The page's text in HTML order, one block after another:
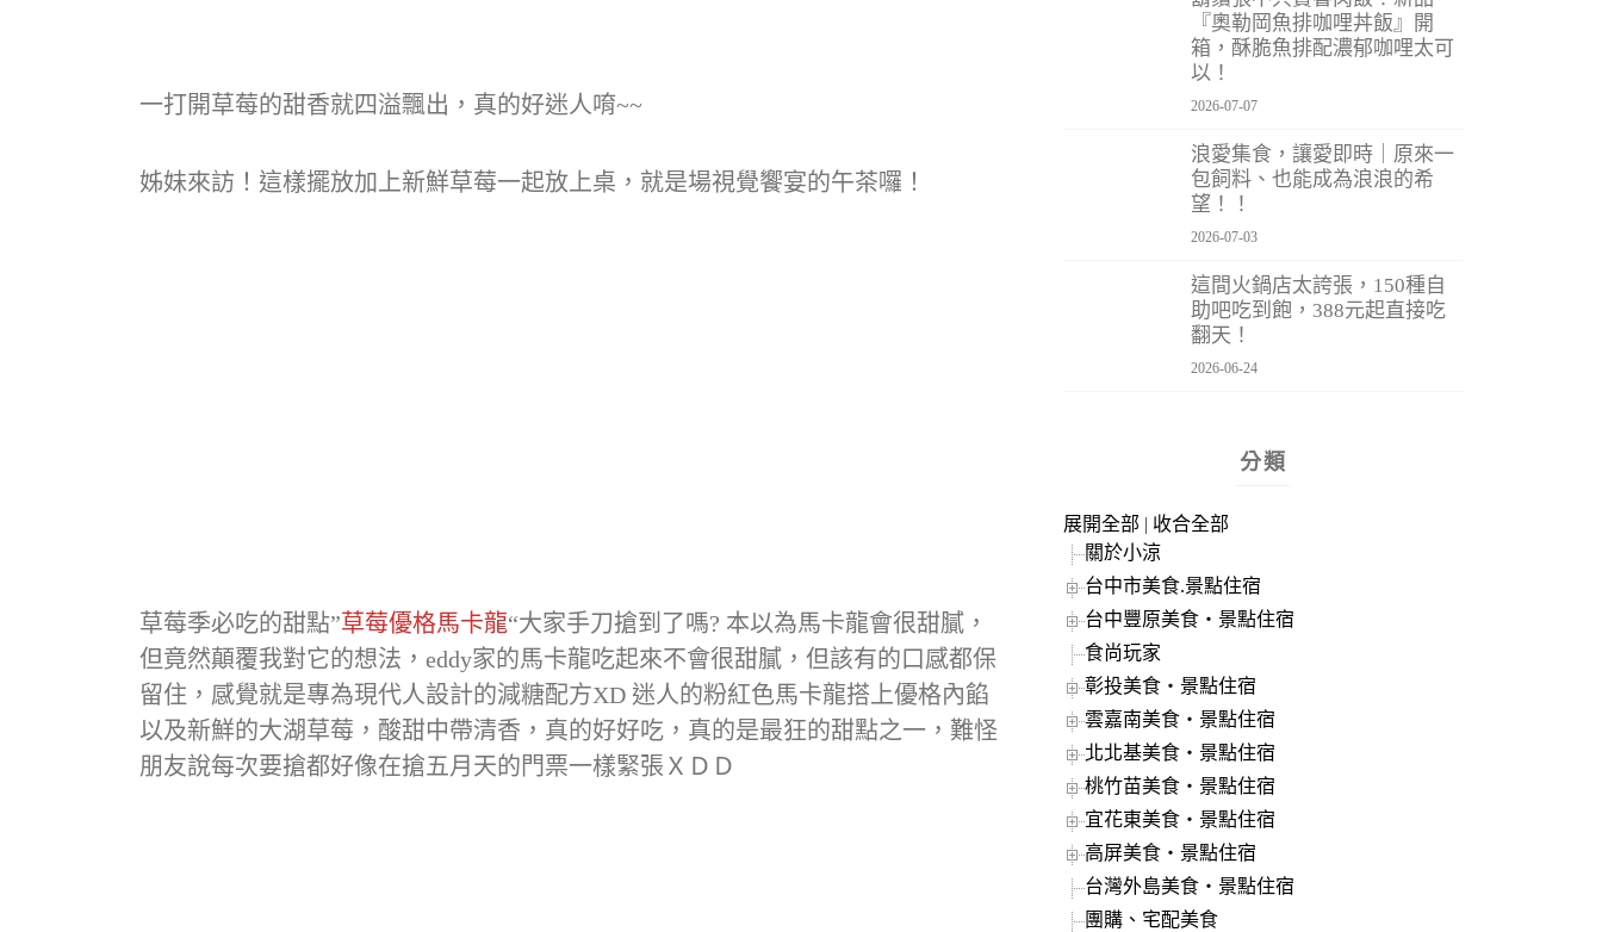
一打開草莓的甜香就四溢飄出，真的好迷人唷~~
姊妹來訪！這樣擺放加上新鮮草莓一起放上桌，就是場視覺饗宴的午茶囉！
草莓季必吃的甜點”草莓優格馬卡龍“大家手刀搶到了嗎? 本以為馬卡龍會很甜膩，
但竟然顛覆我對它的想法，eddy家的馬卡龍吃起來不會很甜膩，但該有的口感都保
留住，感覺就是專為現代人設計的減糖配方XD 迷人的粉紅色馬卡龍搭上優格內餡
以及新鮮的大湖草莓，酸甜中帶清香，真的好好吃，真的是最狂的甜點之一，難怪
朋友說每次要搶都好像在搶五月天的門票一樣緊張ＸＤＤ
『奧勒岡魚排咖哩丼飯』開
箱，酥脆魚排配濃郁咖哩太可
以！
2026-07-07
浪愛集食，讓愛即時｜原來一
包飼料、也能成為浪浪的希
望！！
2026-07-03
這間火鍋店太誇張，150種自
助吧吃到飽，388元起直接吃
翻天！
2026-06-24
分類
展開全部 | 收合全部
關於小涼
台中市美食.景點住宿
台中豐原美食‧景點住宿
食尚玩家
彰投美食‧景點住宿
雲嘉南美食‧景點住宿
北北基美食‧景點住宿
桃竹苗美食‧景點住宿
宜花東美食‧景點住宿
高屏美食‧景點住宿
台灣外島美食‧景點住宿
團購、宅配美食